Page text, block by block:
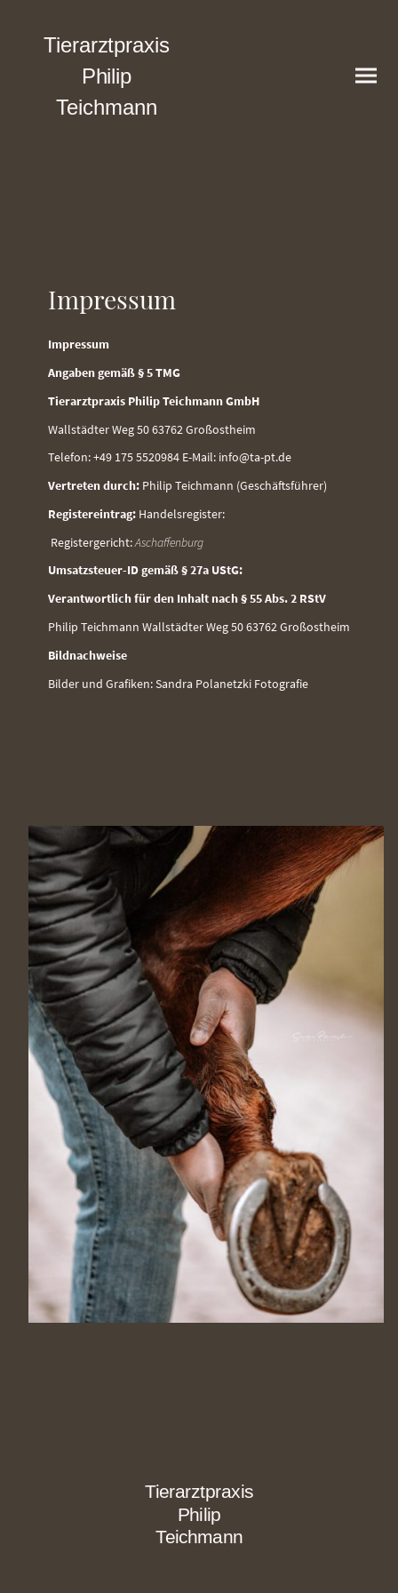
Tierarztpraxis
Philip
Teichmann
Impressum
Impressum
Angaben gemäß § 5 TMG
Tierarztpraxis Philip Teichmann GmbH
Wallstädter Weg 50 63762 Großostheim
Telefon: +49 175 5520984 E-Mail: info@ta-pt.de
Vertreten durch: Philip Teichmann (Geschäftsführer)
Registereintrag: Handelsregister:
Registergericht:Aschaffenburg
Umsatzsteuer-ID gemäß § 27a UStG:
Verantwortlich für den Inhalt nach § 55 Abs. 2 RStV
Philip Teichmann Wallstädter Weg 50 63762 Großostheim
Bildnachweise
Bilder und Grafiken: Sandra Polanetzki Fotografie
Tierarztpraxis
Philip
Teichmann